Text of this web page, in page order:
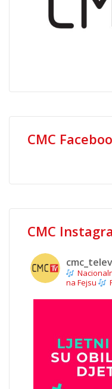
CMC
CMC
na Fejsu